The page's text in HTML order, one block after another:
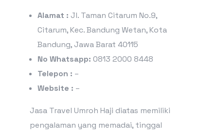
Alamat : Jl. Taman Citarum No.9,
Citarum, Kec. Bandung Wetan, Kota
Bandung, Jawa Barat 40115
No Whatsapp: 0813 2000 8448
Telepon : –
Website : –
Jasa Travel Umroh Haji diatas memiliki
pengalaman yang memadai, tinggal